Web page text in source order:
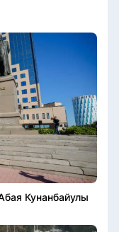
Кунанбайулы